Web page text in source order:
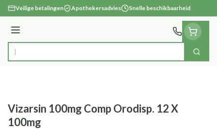
Ga naar de inhoud
Veilige betalingen Apothekersadvies Snelle beschikbaarheid
Menu
Product, merk, categorie... Zoek
Vizarsin 100mg Comp Orodisp. 12 X
100mg